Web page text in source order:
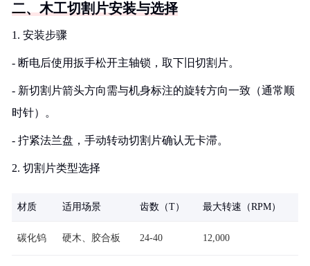
二、木工切割片安装与选择
1. 安装步骤
- 断电后使用扳手松开主轴锁，取下旧切割片。
- 新切割片箭头方向需与机身标注的旋转方向一致（通常顺
时针）。
- 拧紧法兰盘，手动转动切割片确认无卡滞。
2. 切割片类型选择
材质 适用场景 齿数（T） 最大转速（RPM）
碳化钨 硬木、胶合板 24-40 12,000